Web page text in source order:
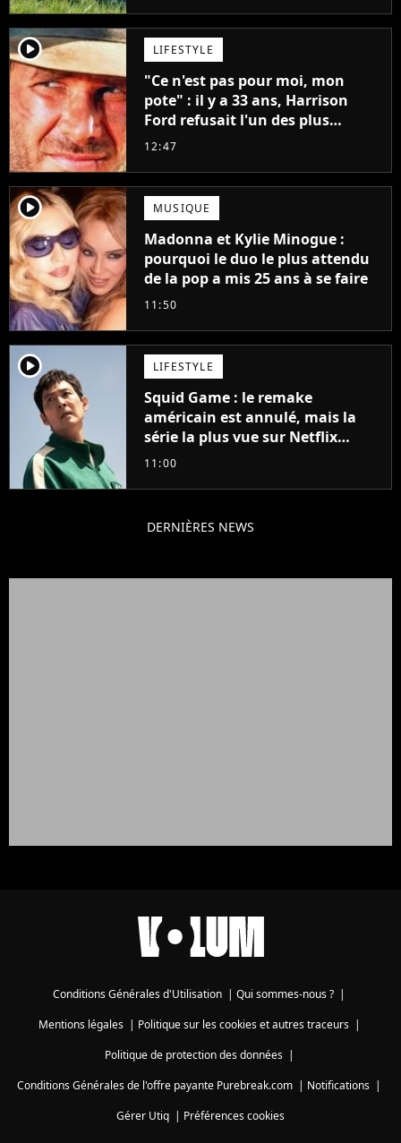
player2 LIFESTYLE
"Ce n'est pas pour moi, mon
pote" : il y a 33 ans, Harrison
Ford refusait l'un des plus
grands succès de tous les temps
12:47
player2 MUSIQUE
Madonna et Kylie Minogue :
pourquoi le duo le plus attendu
de la pop a mis 25 ans à se faire
11:50
player2 LIFESTYLE
Squid Game : le remake
américain est annulé, mais la
série la plus vue sur Netflix
pourrait avoir une version
11:00
DERNIÈRES NEWS
Conditions Générales d'Utilisation | Qui sommes-nous ? |
Mentions légales| Politique sur les cookies et autres traceurs|
Politique de protection des données|
Conditions Générales de l'offre payante Purebreak.com | Notifications |
Gérer Utiq | Préférences cookies